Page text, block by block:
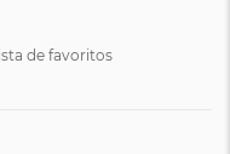
de favoritos